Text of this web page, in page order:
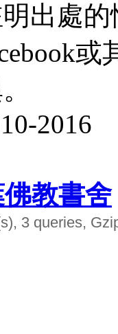
出處
2016
教書舍
3 queries,